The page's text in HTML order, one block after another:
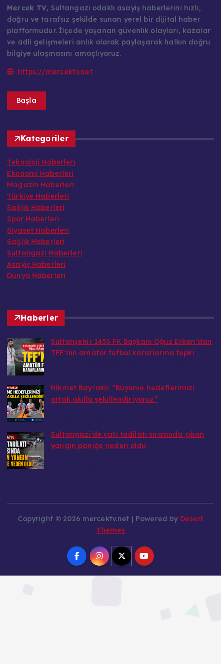
doğru ve tarafsız şekilde sunan yerel bir dijital haber
platformudur. İlçede yaşanan güvenlik olayları, kazalar
ve adli gelişmeleri anlık olarak paylaşarak halkın doğru
bilgiye ulaşmasını amaçlıyoruz.
https://mercektv.net
Başla
Ekonomi Haberleri
Magazin Haberleri
Türkiye Haberleri
Sağlık Haberleri
Spor Haberleri
Siyaset Haberleri
Sağlık Haberleri
Sultangazi Haberleri
Asayiş Haberleri
Dünya Haberleri
TFF’nin amatör futbol kararlarına tepki
mercektvdestek@gmail.com tarafından
ortak akılla şekillendiriyoruz”
mercektvdestek@gmail.com tarafından
yangın paniğe neden oldu
mercektvdestek@gmail.com tarafından
Themes